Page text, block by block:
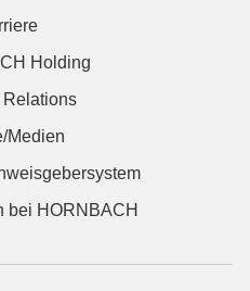
Holding
Relations
Medien
bei HORNBACH